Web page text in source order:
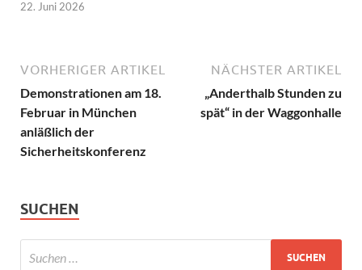
22. Juni 2026
VORHERIGER ARTIKEL
Demonstrationen am 18.
Februar in München
anläßlich der
Sicherheitskonferenz
NÄCHSTER ARTIKEL
„Anderthalb Stunden zu
spät“ in der Waggonhalle
SUCHEN